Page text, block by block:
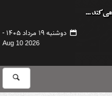
دوشنبه ۱۹ مرداد ۱۴۰۵ -
Aug 10 2026